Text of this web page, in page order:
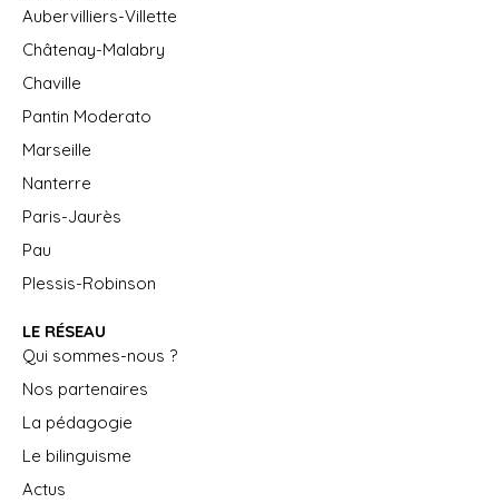
Aubervilliers-Villette
Châtenay-Malabry
Chaville
Pantin Moderato
Marseille
Nanterre
Paris-Jaurès
Pau
Plessis-Robinson
LE RÉSEAU
Qui sommes-nous ?
Nos partenaires
La pédagogie
Le bilinguisme
Actus